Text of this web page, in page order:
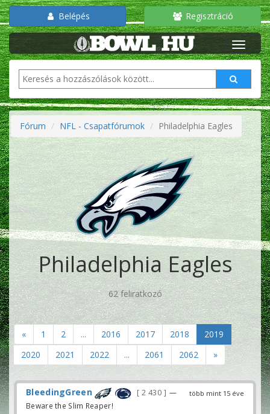
Belépés Regisztráció
Fórum NFL - Csapatfórumok Philadelphia Eagles
Philadelphia Eagles
62 feliratkozó
« 1 2 ... 2016 2017 2018
2019
2020
2021 2022 ... 2061 2062 »
több mint 15 éve
BleedingGreen 2 430
—
Beware the Slim Reaper!